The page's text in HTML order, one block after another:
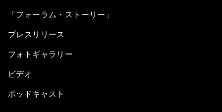
「フォーラム・ストーリー」
プレスリリース
フォトギャラリー
ビデオ
ポッドキャスト